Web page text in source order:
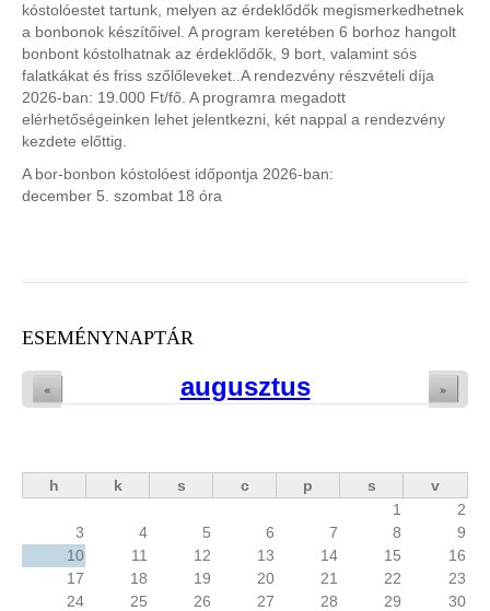
kóstolóestet tartunk, melyen az érdeklődők megismerkedhetnek
a bonbonok készítőivel. A program keretében 6 borhoz hangolt
bonbont kóstolhatnak az érdeklődők, 9 bort, valamint sós
falatkákat és friss szőlőleveket..A rendezvény részvételi díja
2026-ban: 19.000 Ft/fő. A programra megadott
elérhetőségeinken lehet jelentkezni, két nappal a rendezvény
kezdete előttig.
A bor-bonbon kóstolóest időpontja 2026-ban:
december 5. szombat 18 óra
ESEMÉNYNAPTÁR
augusztus
« »
h k s c p s
v
1
2
3
4 5 6 7 8
9
10
11 12 13 14 15
16
17
18 19 20 21 22
23
24
25 26 27 28 29
30